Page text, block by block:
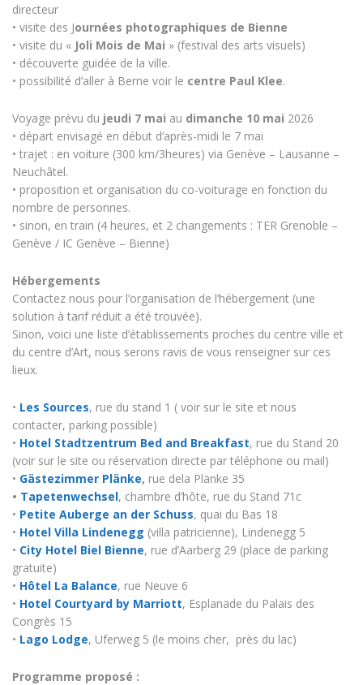
directeur
• visite des Journées photographiques de Bienne
• visite du « Joli Mois de Mai » (festival des arts visuels)
• découverte guidée de la ville.
• possibilité d’aller à Berne voir le centre Paul Klee.
Voyage prévu du jeudi 7 mai au dimanche 10 mai 2026
• départ envisagé en début d’après-midi le 7 mai
• trajet : en voiture (300 km/3heures) via Genève – Lausanne –
Neuchâtel.
• proposition et organisation du co-voiturage en fonction du
nombre de personnes.
• sinon, en train (4 heures, et 2 changements : TER Grenoble –
Genève / IC Genève – Bienne)
Hébergements
Contactez nous pour l’organisation de l’hébergement (une
solution à tarif réduit a été trouvée).
Sinon, voici une liste d’établissements proches du centre ville et
du centre d’Art, nous serons ravis de vous renseigner sur ces
lieux.
• Les Sources, rue du stand 1 ( voir sur le site et nous
contacter, parking possible)
• Hotel Stadtzentrum Bed and Breakfast, rue du Stand 20
(voir sur le site ou réservation directe par téléphone ou mail)
• Gästezimmer Plänke, rue dela Plänke 35
• Tapetenwechsel, chambre d’hôte, rue du Stand 71c
• Petite Auberge an der Schuss, quai du Bas 18
• Hotel Villa Lindenegg (villa patricienne), Lindenegg 5
• City Hotel Biel Bienne, rue d’Aarberg 29 (place de parking
gratuite)
• Hôtel La Balance, rue Neuve 6
• Hotel Courtyard by Marriott, Esplanade du Palais des
Congrès 15
• Lago Lodge, Uferweg 5 (le moins cher, près du lac)
Programme proposé :